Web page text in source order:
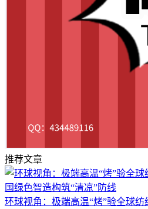
推荐文章
环球视角：极端高温“烤”验全球